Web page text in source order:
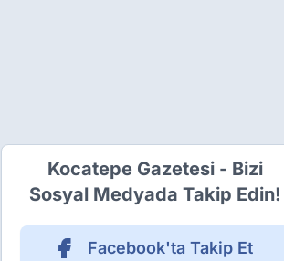
Kocatepe Gazetesi - Bizi
Sosyal Medyada Takip Edin!
Facebook'ta Takip Et